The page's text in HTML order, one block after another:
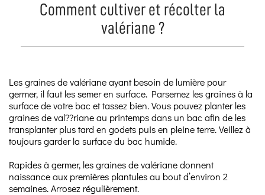
Comment cultiver et récolter la
valériane ?
Les graines de valériane ayant besoin de lumière pour
germer, il faut les semer en surface. Parsemez les graines à la
surface de votre bac et tassez bien. Vous pouvez planter les
graines de val??riane au printemps dans un bac afin de les
transplanter plus tard en godets puis en pleine terre. Veillez à
toujours garder la surface du bac humide.
Rapides à germer, les graines de valériane donnent
naissance aux premières plantules au bout d’environ 2
semaines. Arrosez régulièrement.